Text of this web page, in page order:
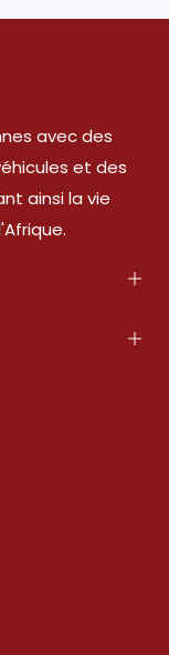
avec des
et des
ainsi la vie